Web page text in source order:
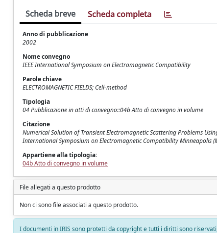
Scheda breve Scheda completa
Anno di pubblicazione
2002
Nome convegno
IEEE International Symposium on Electromagnetic Compatibility
Parole chiave
ELECTROMAGNETIC FIELDS; Cell-method
Tipologia
04 Pubblicazione in atti di convegno::04b Atto di convegno in volume
Citazione
Numerical Solution of Transient Electromagnetic Scattering Problems
International Symposium on Electromagnetic Compatibility Minneapolis
Appartiene alla tipologia:
04b Atto di convegno in volume
File allegati a questo prodotto
Non ci sono file associati a questo prodotto.
I documenti in IRIS sono protetti da copyright e tutti i diritti sono